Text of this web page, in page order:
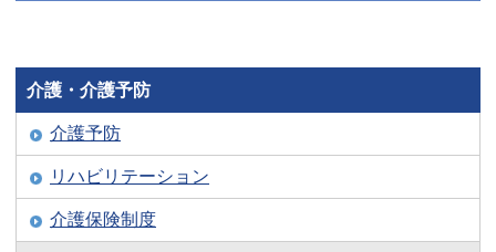
介護・介護予防
介護予防
リハビリテーション
介護保険制度